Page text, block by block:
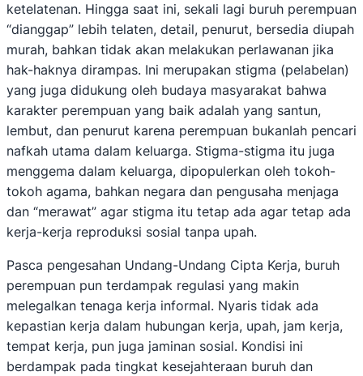
ketelatenan. Hingga saat ini, sekali lagi buruh perempuan
“dianggap” lebih telaten, detail, penurut, bersedia diupah
murah, bahkan tidak akan melakukan perlawanan jika
hak-haknya dirampas. Ini merupakan stigma (pelabelan)
yang juga didukung oleh budaya masyarakat bahwa
karakter perempuan yang baik adalah yang santun,
lembut, dan penurut karena perempuan bukanlah pencari
nafkah utama dalam keluarga. Stigma-stigma itu juga
menggema dalam keluarga, dipopulerkan oleh tokoh-
tokoh agama, bahkan negara dan pengusaha menjaga
dan “merawat” agar stigma itu tetap ada agar tetap ada
kerja-kerja reproduksi sosial tanpa upah.
Pasca pengesahan Undang-Undang Cipta Kerja, buruh
perempuan pun terdampak regulasi yang makin
melegalkan tenaga kerja informal. Nyaris tidak ada
kepastian kerja dalam hubungan kerja, upah, jam kerja,
tempat kerja, pun juga jaminan sosial. Kondisi ini
berdampak pada tingkat kesejahteraan buruh dan